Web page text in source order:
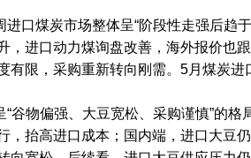
口煤炭市场整体呈“阶段性走强后趋
，进口动力煤询盘改善，海外报价也
有限，采购重新转向刚需。5月煤炭
物偏强、大豆宽松、采购谨慎”的格
，抬高进口成本；国内端，进口大豆